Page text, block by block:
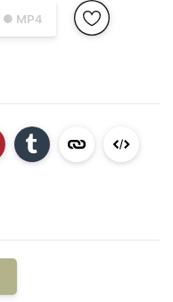
● MP4